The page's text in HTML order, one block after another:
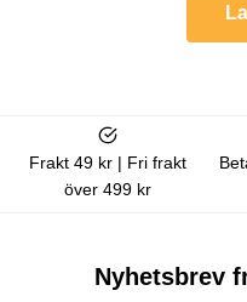
Frakt 49 kr | Fri frakt
över 499 kr
Nyhetsbrev